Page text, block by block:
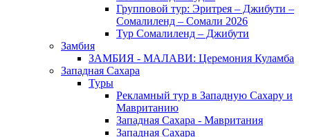
Групповой тур: Эритрея – Джибути –
Сомалиленд – Сомали 2026
Тур Cомалиленд – Джибути
Замбия
ЗАМБИЯ - МАЛАВИ: Церемония Куламба
Западная Сахара
Туры
Рекламный тур в Западную Сахару и
Мавританию
Западная Сахара - Мавритания
Западная Сахара